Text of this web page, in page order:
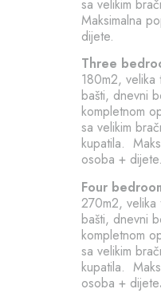
sa velikim
Maksimalna
dijete.
Three
180m2, velika
bašti, dnevni
kompletnom
sa velikim
kupatila.
osoba + dijete.
Four
270m2, velika
bašti, dnevni
kompletnom
sa velikim
kupatila.
osoba + dijete.